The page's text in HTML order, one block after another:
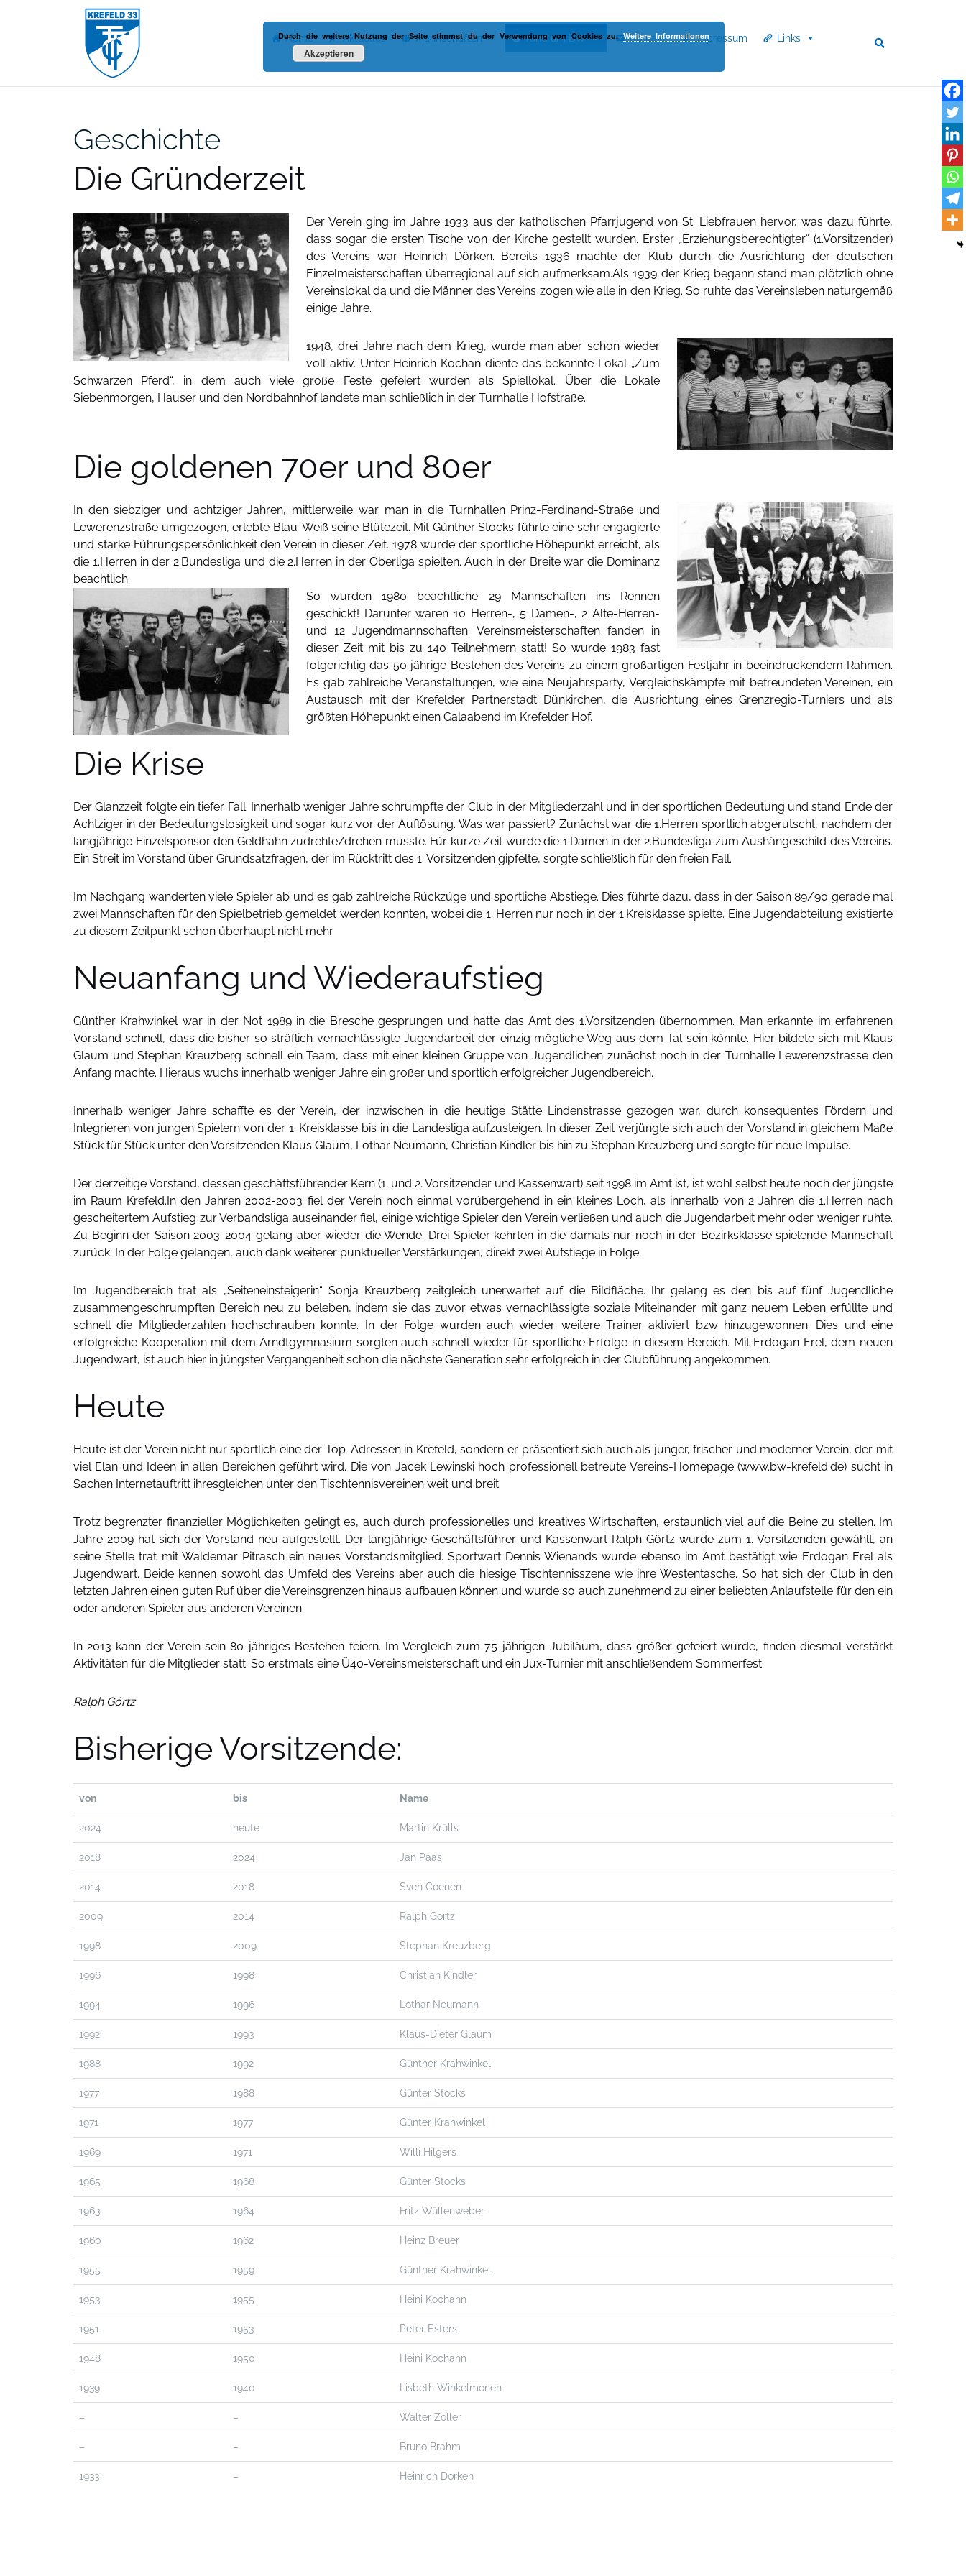
Home Aktuelles Mannschaften rund um BW Kontakt Impressum Links
Geschichte
Die Gründerzeit
Der Verein ging im Jahre 1933 aus der katholischen Pfarrjugend von St. Liebfrauen hervor, was dazu führte,
dass sogar die ersten Tische von der Kirche gestellt wurden. Erster „Erziehungsberechtigter“ (1.Vorsitzender)
des Vereins war Heinrich Dörken. Bereits 1936 machte der Klub durch die Ausrichtung der deutschen
Einzelmeisterschaften überregional auf sich aufmerksam.Als 1939 der Krieg begann stand man plötzlich ohne
Vereinslokal da und die Männer des Vereins zogen wie alle in den Krieg. So ruhte das Vereinsleben naturgemäß
einige Jahre.
1948, drei Jahre nach dem Krieg, wurde man aber schon wieder
voll aktiv. Unter Heinrich Kochan diente das bekannte Lokal „Zum
Schwarzen Pferd“, in dem auch viele große Feste gefeiert wurden als Spiellokal. Über die Lokale
Siebenmorgen, Hauser und den Nordbahnhof landete man schließlich in der Turnhalle Hofstraße.
Die goldenen 70er und 80er
In den siebziger und achtziger Jahren, mittlerweile war man in die Turnhallen Prinz-Ferdinand-Straße und
Lewerenzstraße umgezogen, erlebte Blau-Weiß seine Blütezeit. Mit Günther Stocks führte eine sehr engagierte
und starke Führungspersönlichkeit den Verein in dieser Zeit. 1978 wurde der sportliche Höhepunkt erreicht, als
die 1.Herren in der 2.Bundesliga und die 2.Herren in der Oberliga spielten. Auch in der Breite war die Dominanz
beachtlich:
So wurden 1980 beachtliche 29 Mannschaften ins Rennen
geschickt! Darunter waren 10 Herren-, 5 Damen-, 2 Alte-Herren-
und 12 Jugendmannschaften. Vereinsmeisterschaften fanden in
dieser Zeit mit bis zu 140 Teilnehmern statt! So wurde 1983 fast
folgerichtig das 50 jährige Bestehen des Vereins zu einem großartigen Festjahr in beeindruckendem Rahmen.
Es gab zahlreiche Veranstaltungen, wie eine Neujahrsparty, Vergleichskämpfe mit befreundeten Vereinen, ein
Austausch mit der Krefelder Partnerstadt Dünkirchen, die Ausrichtung eines Grenzregio-Turniers und als
größten Höhepunkt einen Galaabend im Krefelder Hof.
Die Krise
Der Glanzzeit folgte ein tiefer Fall. Innerhalb weniger Jahre schrumpfte der Club in der Mitgliederzahl und in der sportlichen Bedeutung und stand Ende der
Achtziger in der Bedeutungslosigkeit und sogar kurz vor der Auflösung. Was war passiert? Zunächst war die 1.Herren sportlich abgerutscht, nachdem der
langjährige Einzelsponsor den Geldhahn zudrehte/drehen musste. Für kurze Zeit wurde die 1.Damen in der 2.Bundesliga zum Aushängeschild des Vereins.
Ein Streit im Vorstand über Grundsatzfragen, der im Rücktritt des 1. Vorsitzenden gipfelte, sorgte schließlich für den freien Fall.
Im Nachgang wanderten viele Spieler ab und es gab zahlreiche Rückzüge und sportliche Abstiege. Dies führte dazu, dass in der Saison 89/90 gerade mal
zwei Mannschaften für den Spielbetrieb gemeldet werden konnten, wobei die 1. Herren nur noch in der 1.Kreisklasse spielte. Eine Jugendabteilung existierte
zu diesem Zeitpunkt schon überhaupt nicht mehr.
Neuanfang und Wiederaufstieg
Günther Krahwinkel war in der Not 1989 in die Bresche gesprungen und hatte das Amt des 1.Vorsitzenden übernommen. Man erkannte im erfahrenen
Vorstand schnell, dass die bisher so sträflich vernachlässigte Jugendarbeit der einzig mögliche Weg aus dem Tal sein könnte. Hier bildete sich mit Klaus
Glaum und Stephan Kreuzberg schnell ein Team, dass mit einer kleinen Gruppe von Jugendlichen zunächst noch in der Turnhalle Lewerenzstrasse den
Anfang machte. Hieraus wuchs innerhalb weniger Jahre ein großer und sportlich erfolgreicher Jugendbereich.
Innerhalb weniger Jahre schaffte es der Verein, der inzwischen in die heutige Stätte Lindenstrasse gezogen war, durch konsequentes Fördern und
Integrieren von jungen Spielern von der 1. Kreisklasse bis in die Landesliga aufzusteigen. In dieser Zeit verjüngte sich auch der Vorstand in gleichem Maße
Stück für Stück unter den Vorsitzenden Klaus Glaum, Lothar Neumann, Christian Kindler bis hin zu Stephan Kreuzberg und sorgte für neue Impulse.
Der derzeitige Vorstand, dessen geschäftsführender Kern (1. und 2. Vorsitzender und Kassenwart) seit 1998 im Amt ist, ist wohl selbst heute noch der jüngste
im Raum Krefeld.In den Jahren 2002-2003 fiel der Verein noch einmal vorübergehend in ein kleines Loch, als innerhalb von 2 Jahren die 1.Herren nach
gescheitertem Aufstieg zur Verbandsliga auseinander fiel, einige wichtige Spieler den Verein verließen und auch die Jugendarbeit mehr oder weniger ruhte.
Zu Beginn der Saison 2003-2004 gelang aber wieder die Wende. Drei Spieler kehrten in die damals nur noch in der Bezirksklasse spielende Mannschaft
zurück. In der Folge gelangen, auch dank weiterer punktueller Verstärkungen, direkt zwei Aufstiege in Folge.
Im Jugendbereich trat als „Seiteneinsteigerin“ Sonja Kreuzberg zeitgleich unerwartet auf die Bildfläche. Ihr gelang es den bis auf fünf Jugendliche
zusammengeschrumpften Bereich neu zu beleben, indem sie das zuvor etwas vernachlässigte soziale Miteinander mit ganz neuem Leben erfüllte und
schnell die Mitgliederzahlen hochschrauben konnte. In der Folge wurden auch wieder weitere Trainer aktiviert bzw hinzugewonnen. Dies und eine
erfolgreiche Kooperation mit dem Arndtgymnasium sorgten auch schnell wieder für sportliche Erfolge in diesem Bereich. Mit Erdogan Erel, dem neuen
Jugendwart, ist auch hier in jüngster Vergangenheit schon die nächste Generation sehr erfolgreich in der Clubführung angekommen.
Heute
Heute ist der Verein nicht nur sportlich eine der Top-Adressen in Krefeld, sondern er präsentiert sich auch als junger, frischer und moderner Verein, der mit
viel Elan und Ideen in allen Bereichen geführt wird. Die von Jacek Lewinski hoch professionell betreute Vereins-Homepage (www.bw-krefeld.de) sucht in
Sachen Internetauftritt ihresgleichen unter den Tischtennisvereinen weit und breit.
Trotz begrenzter finanzieller Möglichkeiten gelingt es, auch durch professionelles und kreatives Wirtschaften, erstaunlich viel auf die Beine zu stellen. Im
Jahre 2009 hat sich der Vorstand neu aufgestellt. Der langjährige Geschäftsführer und Kassenwart Ralph Görtz wurde zum 1. Vorsitzenden gewählt, an
seine Stelle trat mit Waldemar Pitrasch ein neues Vorstandsmitglied. Sportwart Dennis Wienands wurde ebenso im Amt bestätigt wie Erdogan Erel als
Jugendwart. Beide kennen sowohl das Umfeld des Vereins aber auch die hiesige Tischtennisszene wie ihre Westentasche. So hat sich der Club in den
letzten Jahren einen guten Ruf über die Vereinsgrenzen hinaus aufbauen können und wurde so auch zunehmend zu einer beliebten Anlaufstelle für den ein
oder anderen Spieler aus anderen Vereinen.
In 2013 kann der Verein sein 80-jähriges Bestehen feiern. Im Vergleich zum 75-jährigen Jubiläum, dass größer gefeiert wurde, finden diesmal verstärkt
Aktivitäten für die Mitglieder statt. So erstmals eine Ü40-Vereinsmeisterschaft und ein Jux-Turnier mit anschließendem Sommerfest.
Ralph Görtz
Bisherige Vorsitzende:
von bis Name
2024 heute Martin Krülls
2018 2024 Jan Paas
2014 2018 Sven Coenen
2009 2014 Ralph Görtz
1998 2009 Stephan Kreuzberg
1996 1998 Christian Kindler
1994 1996 Lothar Neumann
1992 1993 Klaus-Dieter Glaum
1988 1992 Günther Krahwinkel
1977 1988 Günter Stocks
1971 1977 Günter Krahwinkel
1969 1971 Willi Hilgers
1965 1968 Günter Stocks
1963 1964 Fritz Wüllenweber
1960 1962 Heinz Breuer
1955 1959 Günther Krahwinkel
1953 1955 Heini Kochann
1951 1953 Peter Esters
1948 1950 Heini Kochann
1939 1940 Lisbeth Winkelmonen
– – Walter Zöller
– – Bruno Brahm
1933 – Heinrich Dörken
Durch die weitere Nutzung der Seite stimmst du der Verwendung von Cookies zu.Weitere Informationen
Akzeptieren